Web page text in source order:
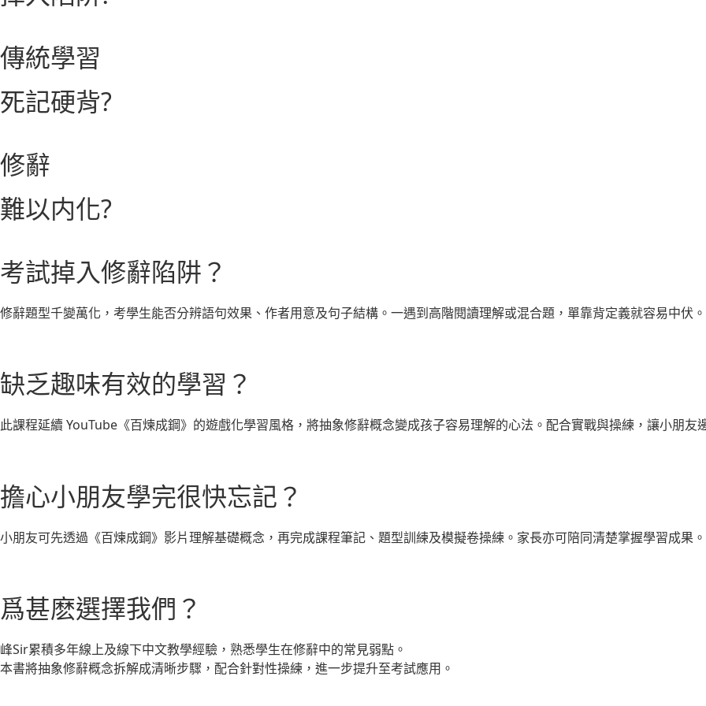
傳統學習
死記硬背?
修辭
難以内化?
考試掉入修辭陷阱？
修辭題型千變萬化，考學生能否分辨語句效果、作者用意及句子結構。一遇到高階閱讀理解或混合題，單靠背定義就容易中伏。
缺乏趣味有效的學習？
此課程延續 YouTube《百煉成鋼》的遊戲化學習風格，將抽象修辭概念變成孩子容易理解的心法。配合實戰與操練，讓小朋友
擔心小朋友學完很快忘記？
小朋友可先透過《百煉成鋼》影片理解基礎概念，再完成課程筆記、題型訓練及模擬卷操練。家長亦可陪同清楚掌握學習成果。
爲甚麽選擇我們？
峰Sir累積多年線上及線下中文教學經驗，熟悉學生在修辭中的常見弱點。
本書將抽象修辭概念拆解成清晰步驟，配合針對性操練，進一步提升至考試應用。